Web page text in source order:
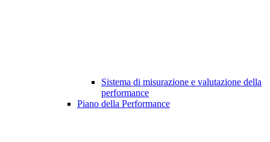
Sistema di misurazione e valutazione della
performance
Piano della Performance